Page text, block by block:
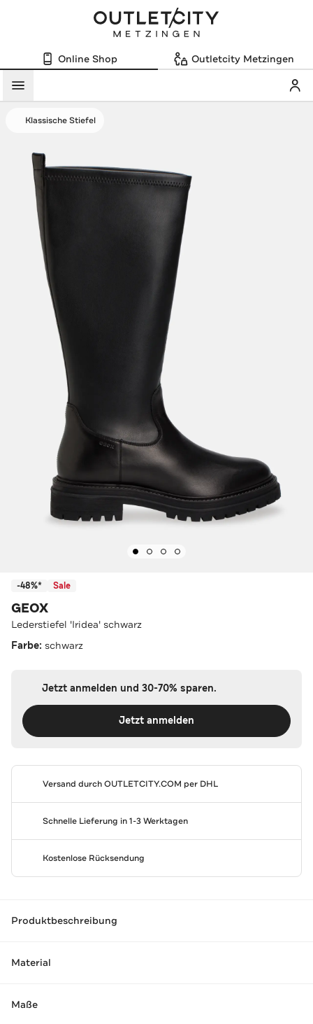
Online Shop Outletcity Metzingen
Menü
Klassische Stiefel
-48%* Sale
GEOX
Lederstiefel 'Iridea' schwarz
Farbe: schwarz
Jetzt anmelden und 30-70% sparen.
Jetzt anmelden
Versand durchOUTLETCITY.COM per DHL
Schnelle Lieferung in 1-3 Werktagen
Kostenlose Rücksendung
Produktbeschreibung
Material
Maße